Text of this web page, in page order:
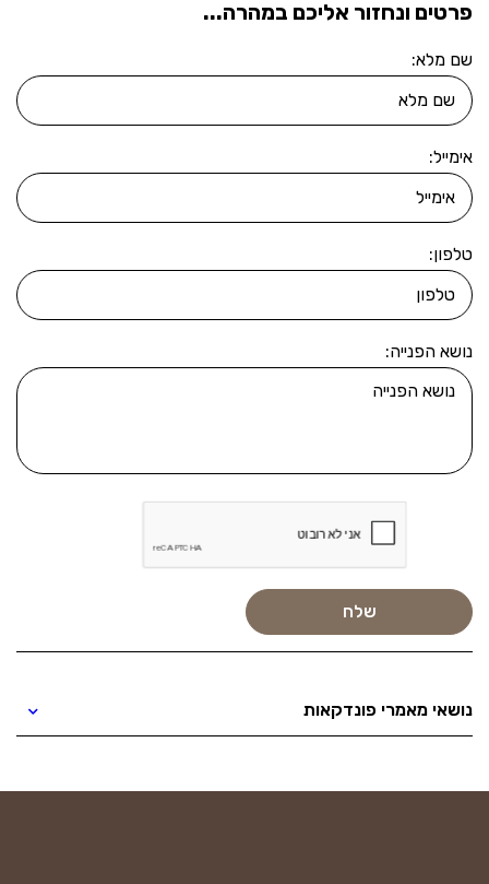
פרטים ונחזור אליכם במהרה...
שם מלא:
אימייל:
טלפון:
נושא הפנייה:
נושאי מאמרי פונדקאות